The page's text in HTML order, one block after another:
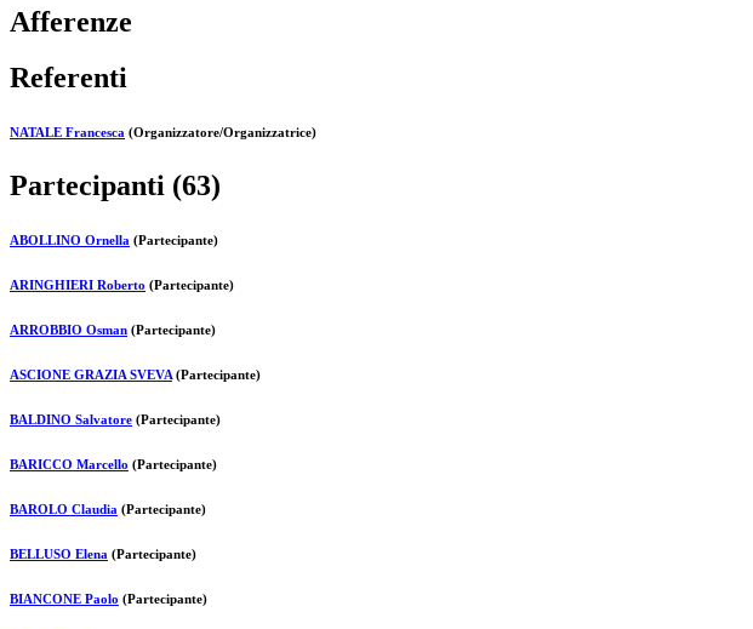
Afferenze
Referenti
NATALE Francesca (Organizzatore/Organizzatrice)
Partecipanti (63)
ABOLLINO Ornella (Partecipante)
ARINGHIERI Roberto (Partecipante)
ARROBBIO Osman (Partecipante)
ASCIONE GRAZIA SVEVA (Partecipante)
BALDINO Salvatore (Partecipante)
BARICCO Marcello (Partecipante)
BAROLO Claudia (Partecipante)
BELLUSO Elena (Partecipante)
BIANCONE Paolo (Partecipante)